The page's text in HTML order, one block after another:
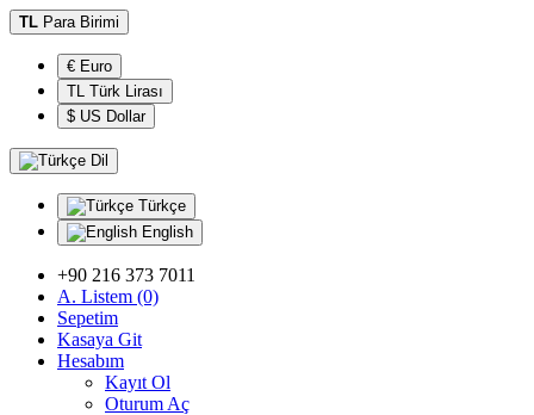
TL Para Birimi
€ Euro
TL Türk Lirası
$ US Dollar
Dil
Türkçe
English
+90 216 373 7011
A. Listem (0)
Sepetim
Kasaya Git
Hesabım
Kayıt Ol
Oturum Aç